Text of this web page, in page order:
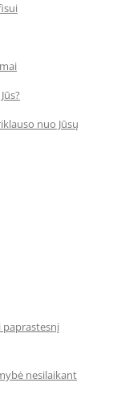
nuo Jūsų
paprastesnį
nesilaikant